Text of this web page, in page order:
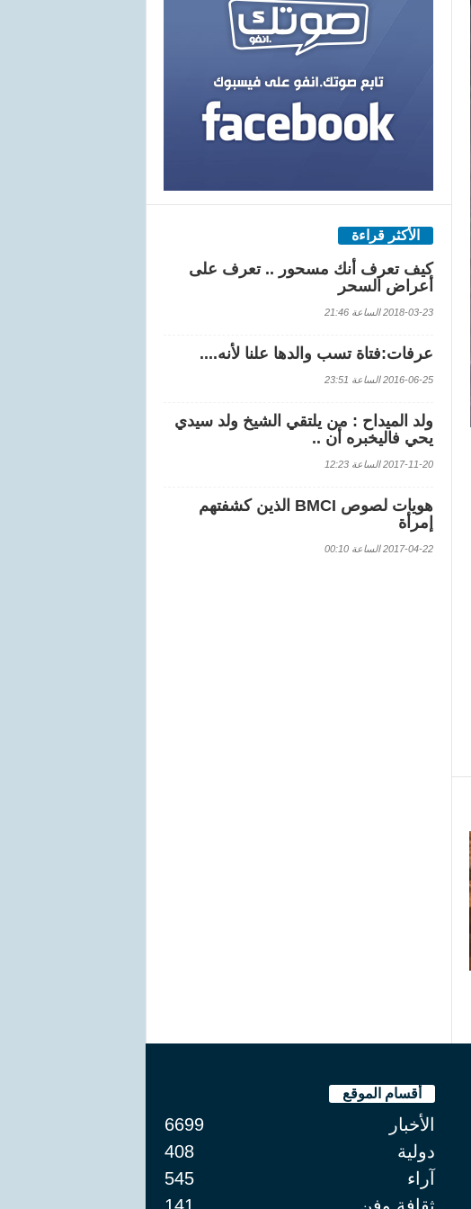
الأكثر قراءة
كيف تعرف أنك مسحور .. تعرف على
أعراض السحر
2018-03-23 الساعة 21:46
عرفات:فتاة تسب والدها علنا لأنه....
2016-06-25 الساعة 23:51
ولد الميداح : من يلتقي الشيخ ولد سيدي
يحي فاليخبره أن ..
2017-11-20 الساعة 12:23
هويات لصوص BMCI الذين كشفتهم
إمرأة
2017-04-22 الساعة 00:10
أقسام الموقع
الأخبار
6699
دولية
408
آراء
545
ثقافة وفن
141